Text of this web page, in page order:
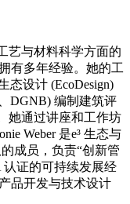
艺与材料科学方面的
有多年经验。她的工
态设计 (EcoDesign)
DGNB) 编制建筑评
她通过讲座和工作坊
Weber 是e³ 生态与
成员，负责“创新管
证的可持续发展经
品开发与技术设计